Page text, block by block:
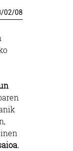
/02/08